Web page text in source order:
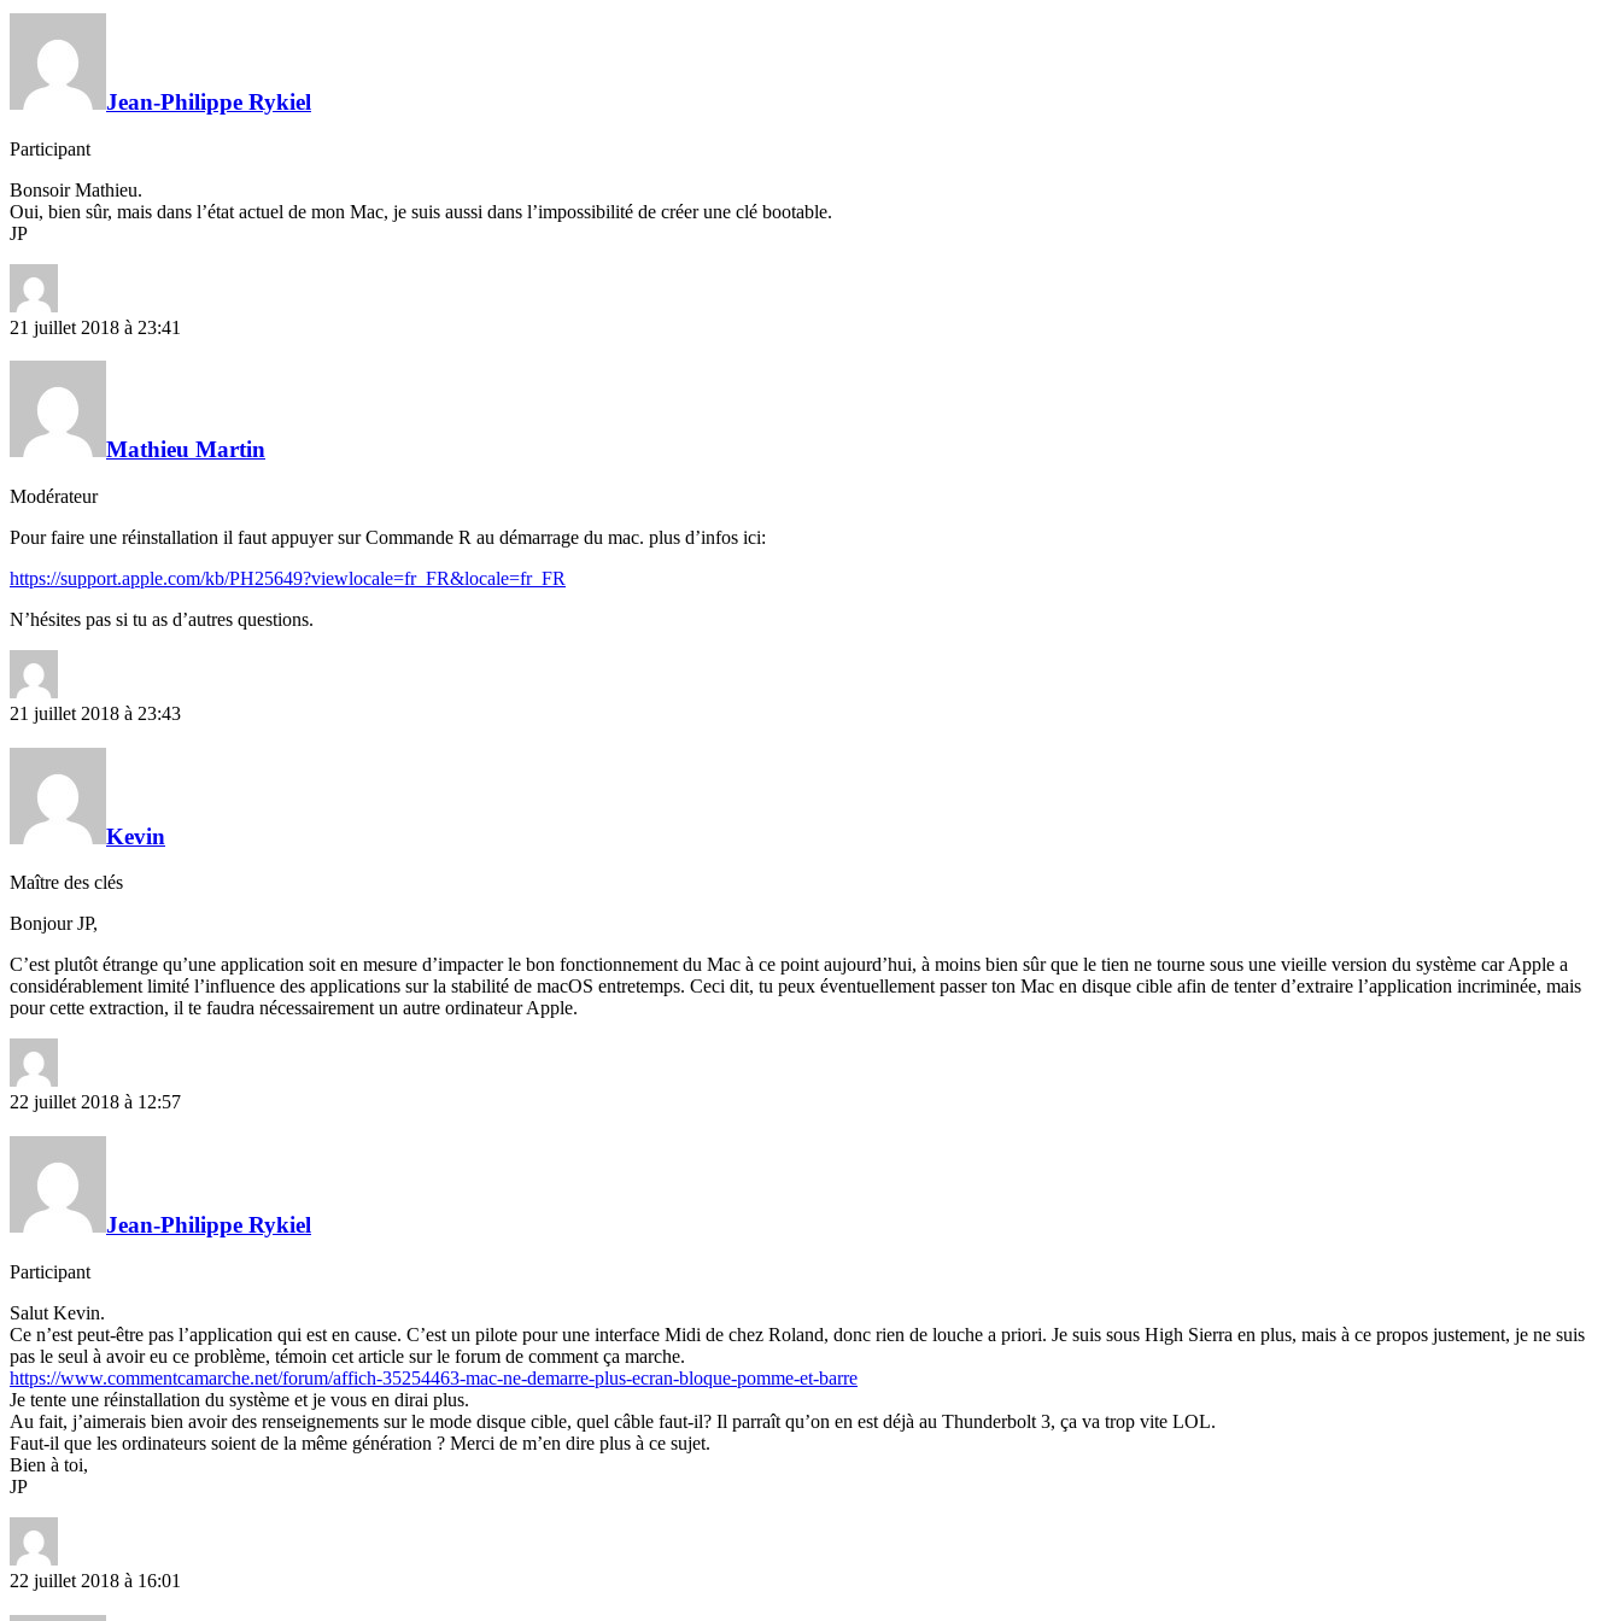
Jean-Philippe Rykiel
Participant
Bonsoir Mathieu.
Oui, bien sûr, mais dans l’état actuel de mon Mac, je suis aussi dans l’impossibilité de créer une clé bootable.
JP
21 juillet 2018 à 23:41
Mathieu Martin
Modérateur
Pour faire une réinstallation il faut appuyer sur Commande R au démarrage du mac. plus d’infos ici:
https://support.apple.com/kb/PH25649?viewlocale=fr_FR&locale=fr_FR
N’hésites pas si tu as d’autres questions.
21 juillet 2018 à 23:43
Kevin
Maître des clés
Bonjour JP,
C’est plutôt étrange qu’une application soit en mesure d’impacter le bon fonctionnement du Mac à ce point aujourd’hui, à moins bien sûr que le tien ne tourne sous une vieille version du système car Apple a
considérablement limité l’influence des applications sur la stabilité de macOS entretemps. Ceci dit, tu peux éventuellement passer ton Mac en disque cible afin de tenter d’extraire l’application incriminée, mais
pour cette extraction, il te faudra nécessairement un autre ordinateur Apple.
22 juillet 2018 à 12:57
Jean-Philippe Rykiel
Participant
Salut Kevin.
Ce n’est peut-être pas l’application qui est en cause. C’est un pilote pour une interface Midi de chez Roland, donc rien de louche a priori. Je suis sous High Sierra en plus, mais à ce propos justement, je ne suis
pas le seul à avoir eu ce problème, témoin cet article sur le forum de comment ça marche.
https://­www.commentcamarche.n­et/forum/­affich-35254463-mac-n­e-demarre-plus-ecran­-bloque-pomme-et-bar­re
Je tente une réinstallation du système et je vous en dirai plus.
Au fait, j’aimerais bien avoir des renseignements sur le mode disque cible, quel câble faut-il? Il parraît qu’on en est déjà au Thunderbolt 3, ça va trop vite LOL.
Faut-il que les ordinateurs soient de la même génération ? Merci de m’en dire plus à ce sujet.
Bien à toi,
JP
22 juillet 2018 à 16:01